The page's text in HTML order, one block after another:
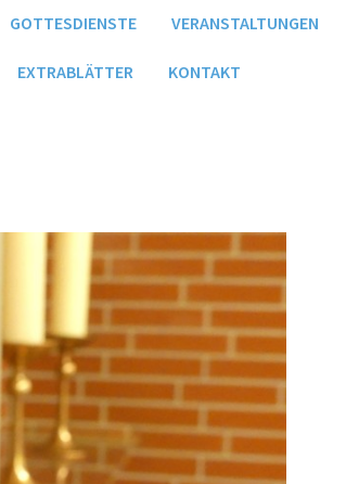
GOTTESDIENSTE VERANSTALTUNGEN
EXTRABLÄTTER KONTAKT